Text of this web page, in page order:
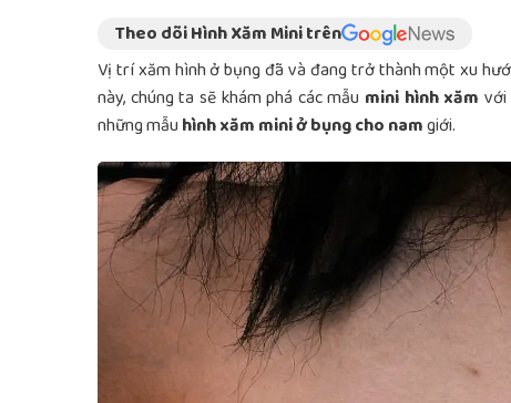
Theo dõi Hình Xăm Mini trên
Vị trí xăm hình ở bụng đã và đang trở thành một xu
này, chúng ta sẽ khám phá các mẫu mini hình xăm
những mẫu hình xăm mini ở bụng cho namgiới.